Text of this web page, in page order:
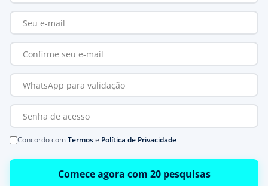
Concordo comTermose Política de Privacidade
Comece agora com 20 pesquisas